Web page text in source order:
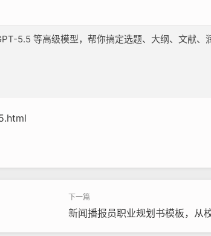
5.5 等高级模型，帮你搞定选题、大纲、文献、
新闻播报员职业规划书模板，从